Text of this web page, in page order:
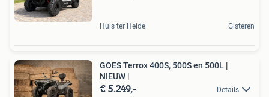
Huis ter Heide Gisteren
GOES Terrox 400S, 500S en 500L |
NIEUW |
€ 5.249,- Details